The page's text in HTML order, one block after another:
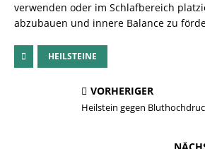
verwenden oder im Schlafbereich
abzubauen und innere Balance zu
HEILSTEINE
VORHERIGER
Heilstein gegen